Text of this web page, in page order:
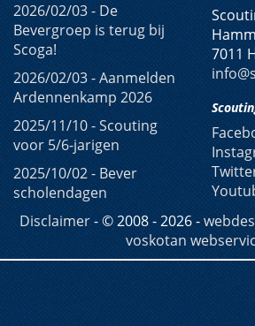
2026/02/03 -De
Bevergroep is terug bij
Scoga!
2026/02/03 -Aanmelden
Ardennenkamp 2026
2025/11/10 -Scouting
voor 5/6-jarigen
2025/10/02 -Bever
scholendagen
7011
info
Disclaimer- © 2008 - 2026 -
voskotan